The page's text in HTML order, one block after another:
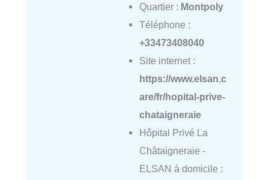
Quartier : Montpoly
Téléphone :
+33473408040
Site internet :
https://www.elsan.c
are/fr/hopital-prive-
chataigneraie
Hôpital Privé La
Châtaigneraie -
ELSAN à domicile :